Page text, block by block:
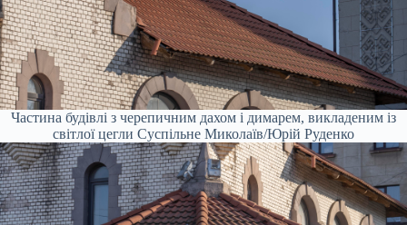
Частина будівлі з черепичним дахом і димарем, викладеним із
світлої цегли Суспільне Миколаїв/Юрій Руденко